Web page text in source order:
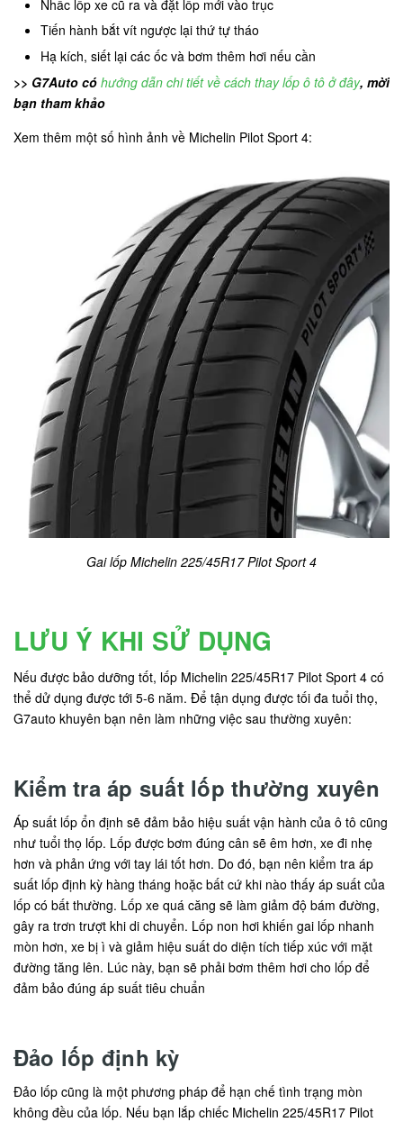
Nhấc lốp xe cũ ra và đặt lốp mới vào trục
Tiến hành bắt vít ngược lại thứ tự tháo
Hạ kích, siết lại các ốc và bơm thêm hơi nếu cần
>> G7Auto có hướng dẫn chi tiết về cách thay lốp ô tô ở đây, mời
bạn tham khảo
Xem thêm một số hình ảnh về Michelin Pilot Sport 4:
Gai lốp Michelin 225/45R17 Pilot Sport 4
LƯU Ý KHI SỬ DỤNG
Nếu được bảo dưỡng tốt, lốp Michelin 225/45R17 Pilot Sport 4 có
thể dử dụng được tới 5-6 năm. Để tận dụng được tối đa tuổi thọ,
G7auto khuyên bạn nên làm những việc sau thường xuyên:
Kiểm tra áp suất lốp thường xuyên
Áp suất lốp ổn định sẽ đảm bảo hiệu suất vận hành của ô tô cũng
như tuổi thọ lốp. Lốp được bơm đúng cân sẽ êm hơn, xe đi nhẹ
hơn và phản ứng với tay lái tốt hơn. Do đó, bạn nên kiểm tra áp
suất lốp định kỳ hàng tháng hoặc bất cứ khi nào thấy áp suất của
lốp có bất thường. Lốp xe quá căng sẽ làm giảm độ bám đường,
gây ra trơn trượt khi di chuyển. Lốp non hơi khiến gai lốp nhanh
mòn hơn, xe bị ì và giảm hiệu suất do diện tích tiếp xúc với mặt
đường tăng lên. Lúc này, bạn sẽ phải bơm thêm hơi cho lốp để
đảm bảo đúng áp suất tiêu chuẩn
Đảo lốp định kỳ
Đảo lốp cũng là một phương pháp để hạn chế tình trạng mòn
không đều của lốp. Nếu bạn lắp chiếc Michelin 225/45R17 Pilot